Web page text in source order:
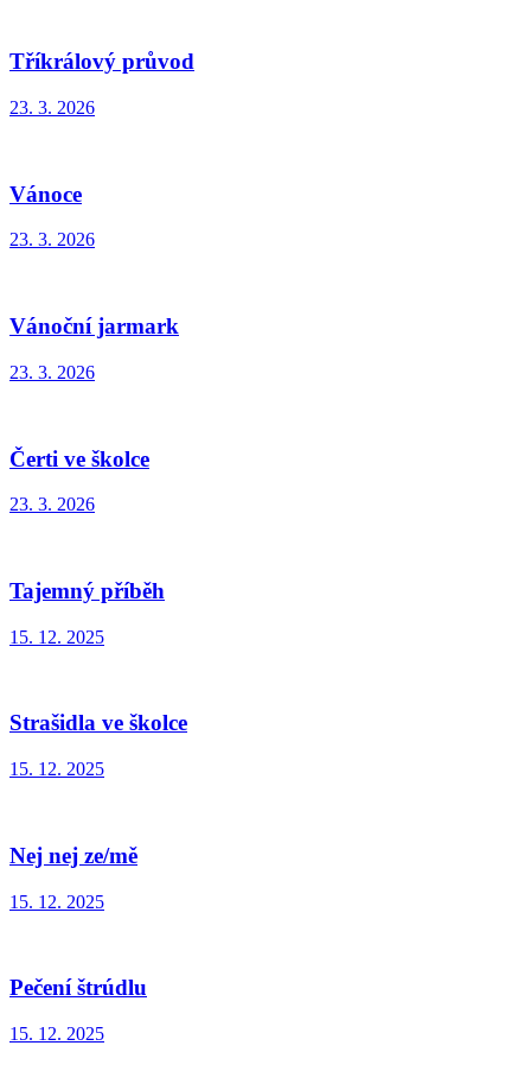
Tříkrálový průvod
23. 3. 2026
Vánoce
23. 3. 2026
Vánoční jarmark
23. 3. 2026
Čerti ve školce
23. 3. 2026
Tajemný příběh
15. 12. 2025
Strašidla ve školce
15. 12. 2025
Nej nej ze/mě
15. 12. 2025
Pečení štrúdlu
15. 12. 2025